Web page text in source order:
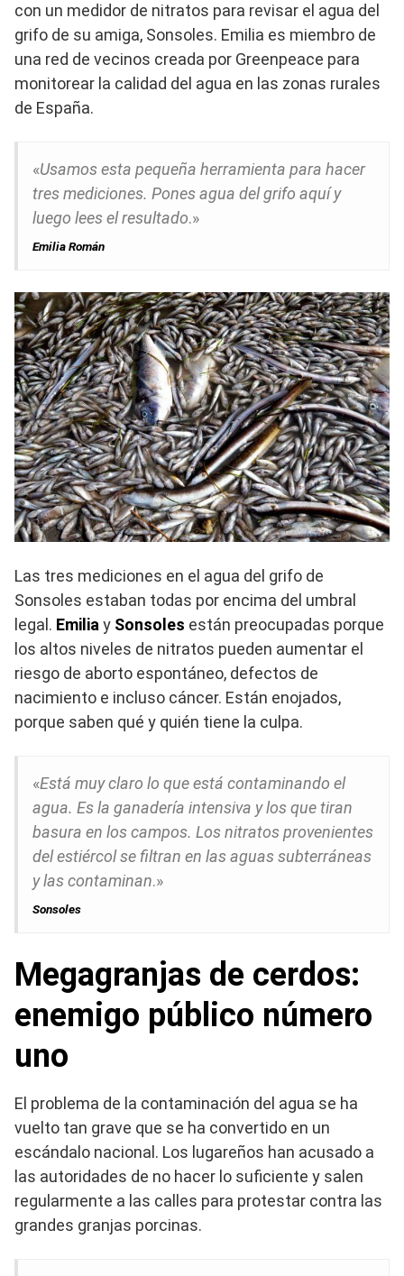
con un medidor de nitratos para revisar el agua del
grifo de su amiga, Sonsoles. Emilia es miembro de
una red de vecinos creada por Greenpeace para
monitorear la calidad del agua en las zonas rurales
de España.
«Usamos esta pequeña herramienta para hacer
tres mediciones. Pones agua del grifo aquí y
luego lees el resultado.»
Emilia Román
Las tres mediciones en el agua del grifo de
Sonsoles estaban todas por encima del umbral
legal. Emilia y Sonsoles están preocupadas porque
los altos niveles de nitratos pueden aumentar el
riesgo de aborto espontáneo, defectos de
nacimiento e incluso cáncer. Están enojados,
porque saben qué y quién tiene la culpa.
«Está muy claro lo que está contaminando el
agua. Es la ganadería intensiva y los que tiran
basura en los campos. Los nitratos provenientes
del estiércol se filtran en las aguas subterráneas
y las contaminan.»
Sonsoles
Megagranjas de cerdos:
enemigo público número
uno
El problema de la contaminación del agua se ha
vuelto tan grave que se ha convertido en un
escándalo nacional. Los lugareños han acusado a
las autoridades de no hacer lo suficiente y salen
regularmente a las calles para protestar contra las
grandes granjas porcinas.